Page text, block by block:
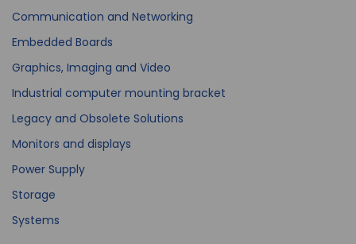
Communication and Networking
Embedded Boards
Graphics, Imaging and Video
Industrial computer mounting bracket
Legacy and Obsolete Solutions
Monitors and displays
Power Supply
Storage
Systems